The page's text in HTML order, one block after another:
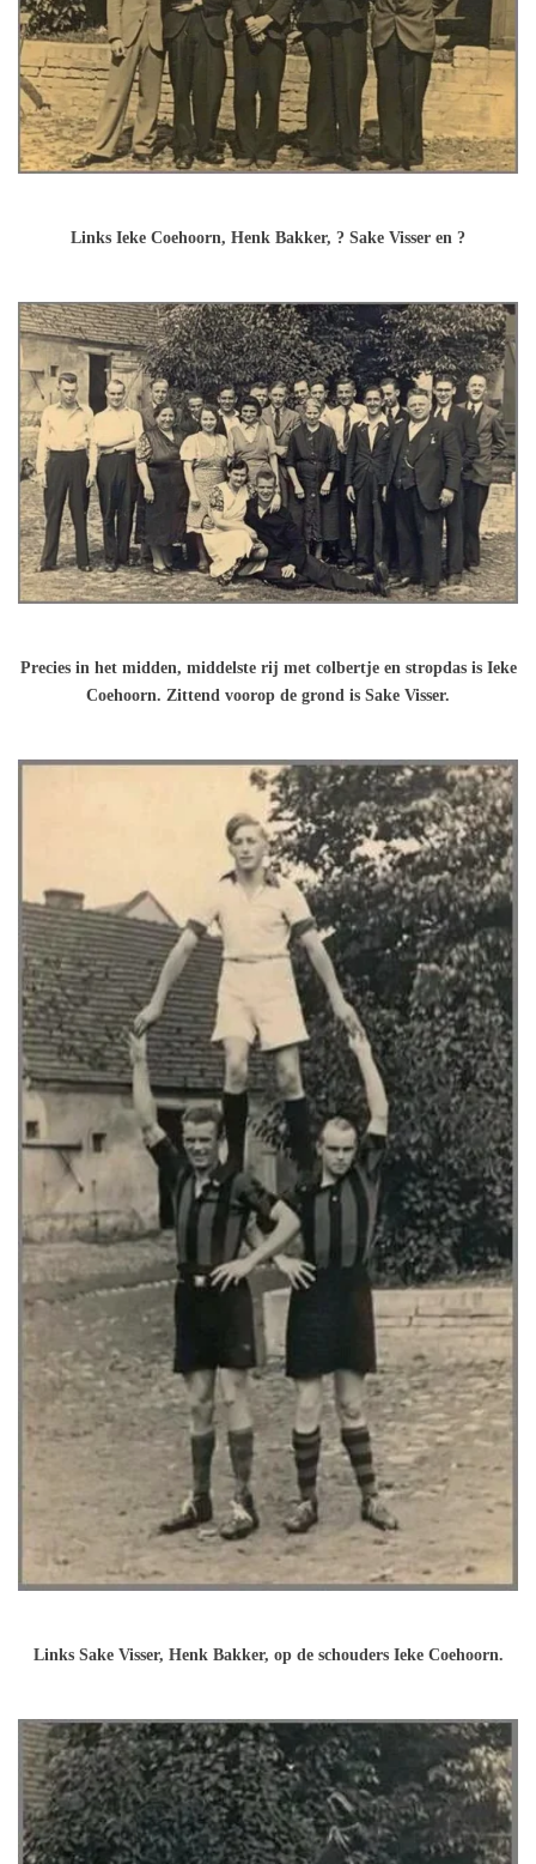
Links Ieke Coehoorn, Henk Bakker, ? Sake Visser en ?
Precies in het midden, middelste rij met colbertje en stropdas is Ieke
Coehoorn. Zittend voorop de grond is Sake Visser.
Links Sake Visser, Henk Bakker, op de schouders Ieke Coehoorn.